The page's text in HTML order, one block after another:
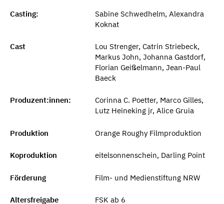
Casting:
Sabine Schwedhelm, Alexandra
Koknat
Cast
Lou Strenger, Catrin Striebeck,
Markus John, Johanna Gastdorf,
Florian Geißelmann, Jean-Paul
Baeck
Produzent:innen:
Corinna C. Poetter, Marco Gilles,
Lutz Heineking jr, Alice Gruia
Produktion Orange Roughy Filmproduktion
Koproduktion eitelsonnenschein, Darling Point
Förderung Film- und Medienstiftung NRW
Altersfreigabe FSK ab 6